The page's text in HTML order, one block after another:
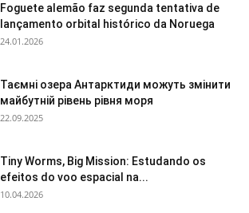
Foguete alemão faz segunda tentativa de
lançamento orbital histórico da Noruega
24.01.2026
Таємні озера Антарктиди можуть змінити
майбутній рівень рівня моря
22.09.2025
Tiny Worms, Big Mission: Estudando os
efeitos do voo espacial na...
10.04.2026